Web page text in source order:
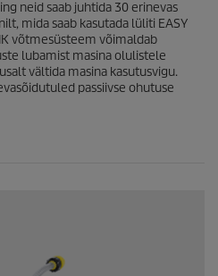
neid saab juhtida 30 erinevas
mida saab kasutada lüliti EASY
võtmesüsteem võimaldab
lubamist masina olulistele
vältida masina kasutusvigu.
passiivse ohutuse